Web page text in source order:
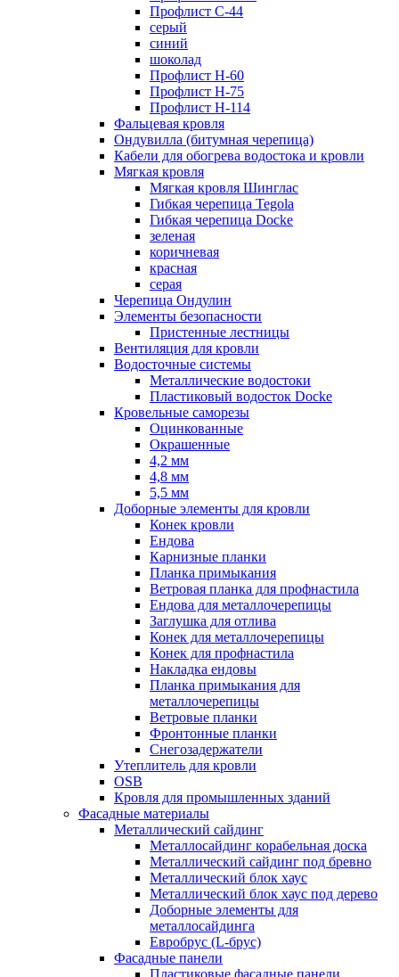
Профлист С-44
серый
синий
шоколад
Профлист Н-60
Профлист Н-75
Профлист H-114
Фальцевая кровля
Ондувилла (битумная черепица)
Кабели для обогрева водостока и кровли
Мягкая кровля
Мягкая кровля Шинглас
Гибкая черепица Tegola
Гибкая черепица Docke
зеленая
коричневая
красная
серая
Черепица Ондулин
Элементы безопасности
Пристенные лестницы
Вентиляция для кровли
Водосточные системы
Металлические водостоки
Пластиковый водосток Docke
Кровельные саморезы
Оцинкованные
Окрашенные
4,2 мм
4,8 мм
5,5 мм
Доборные элементы для кровли
Конек кровли
Ендова
Карнизные планки
Планка примыкания
Ветровая планка для профнастила
Ендова для металлочерепицы
Заглушка для отлива
Конек для металлочерепицы
Конек для профнастила
Накладка ендовы
Планка примыкания для
металлочерепицы
Ветровые планки
Фронтонные планки
Снегозадержатели
Утеплитель для кровли
OSB
Кровля для промышленных зданий
Фасадные материалы
Металлический сайдинг
Металлосайдинг корабельная доска
Металлический сайдинг под бревно
Металлический блок хаус
Металлический блок хаус под дерево
Доборные элементы для
металлосайдинга
Евробрус (L-брус)
Фасадные панели
Пластиковые фасадные панели